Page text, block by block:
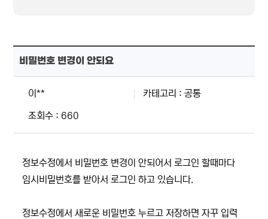
비밀번호 변경이 안되요
이** 카테고리 : 공통
조회수 : 660
정보수정에서 비밀번호 변경이 안되어서 로그인 할때마다
임시비밀번호를 받아서 로그인 하고 있습니다.
정보수정에서 새로운 비밀번호 누르고 저장하면 자꾸 입력